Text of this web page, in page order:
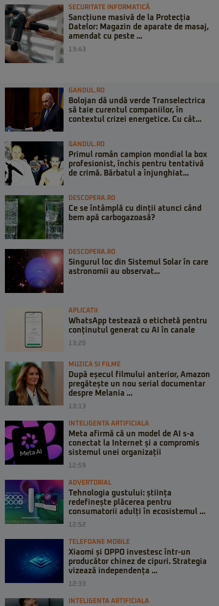
SECURITATE INFORMATICĂ
Sancțiune masivă de la Protecția
Datelor: Magazin de aparate de masaj,
amendat cu peste ...
13:43
GANDUL.RO
Bolojan dă undă verde Transelectrica
să taie curentul companiilor, în
contextul crizei energetice. Cu cât...
GANDUL.RO
Primul român campion mondial la box
profesionist, închis pentru tentativă
de crimă. Bărbatul a înjunghiat...
DESCOPERA.RO
Ce se întâmplă cu dinții atunci când
bem apă carbogazoasă?
DESCOPERA.RO
Singurul loc din Sistemul Solar în care
astronomii au observat...
APLICATII
WhatsApp testează o etichetă pentru
conținutul generat cu AI în canale
13:20
MUZICA SI FILME
După eșecul filmului anterior, Amazon
pregătește un nou serial documentar
despre Melania ...
13:13
INTELIGENTA ARTIFICIALA
Meta afirmă că un model de AI s-a
conectat la Internet și a compromis
sistemul unei organizații
12:59
ADVERTORIAL
Tehnologia gustului: știința
redefinește plăcerea pentru
consumatorii adulți în ecosistemul ...
12:52
TELEFOANE MOBILE
Xiaomi și OPPO investesc într-un
producător chinez de cipuri. Strategia
vizează independența ...
12:33
INTELIGENTA ARTIFICIALA